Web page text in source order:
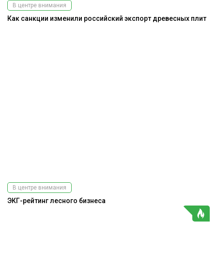
В центре внимания
Как санкции изменили российский экспорт древесных плит
В центре внимания
ЭКГ-рейтинг лесного бизнеса